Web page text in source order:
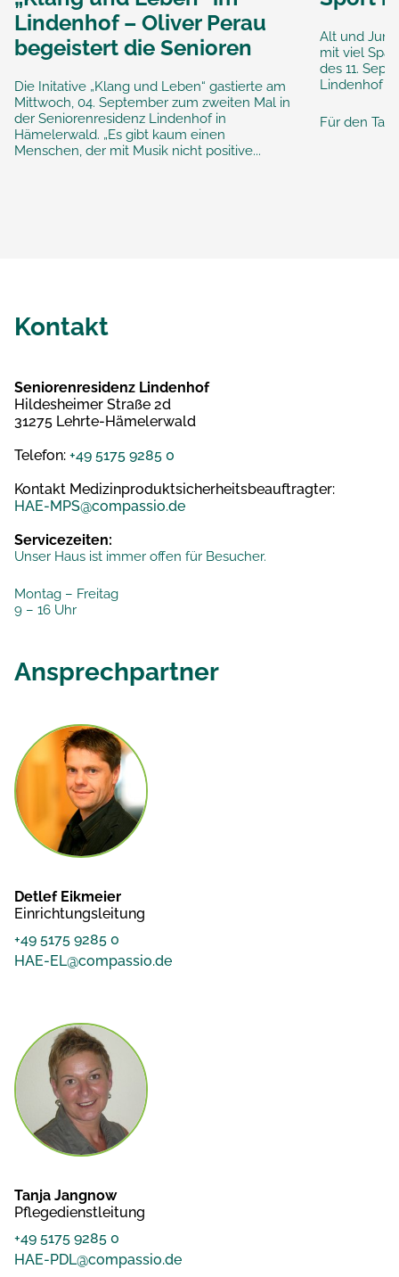
Lindenhof – Oliver Perau
begeistert die Senioren
Die Initative „Klang und Leben“ gastierte am
Mittwoch, 04. September zum zweiten Mal in
der Seniorenresidenz Lindenhof in
Hämelerwald. „Es gibt kaum einen
Menschen, der mit Musik nicht positive...
Alt und
mit viel
des 11.
Lindenhof
Für den Tag
Kontakt
Seniorenresidenz Lindenhof
Hildesheimer Straße 2d
31275 Lehrte-Hämelerwald
Telefon: +49 5175 9285 0
Kontakt Medizinproduktsicherheitsbeauftragter:
HAE-MPS@compassio.de
Servicezeiten:
Unser Haus ist immer offen für Besucher.
Montag – Freitag
9 – 16 Uhr
Ansprechpartner
Detlef Eikmeier
Einrichtungsleitung
+49 5175 9285 0
HAE-EL@compassio.de
Tanja Jangnow
Pflegedienstleitung
+49 5175 9285 0
HAE-PDL@compassio.de